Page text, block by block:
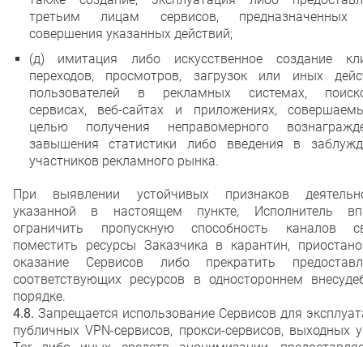
третьим лицам сервисов, предназначенных
совершения указанных действий;
(д) имитация либо искусственное создание
переходов, просмотров, загрузок или иных
пользователей в рекламных системах,
сервисах, веб-сайтах и приложениях,
целью получения неправомерного
завышения статистики либо введения в
участников рекламного рынка.
При выявлении устойчивых признаков
указанной в настоящем пункте, Исполнитель
ограничить пропускную способность каналов
поместить ресурсы Заказчика в карантин,
оказание Сервисов либо прекратить
соответствующих ресурсов в одностороннем
порядке.
4.8. Запрещается использование Сервисов для
публичных VPN-сервисов, прокси-сервисов, выходных